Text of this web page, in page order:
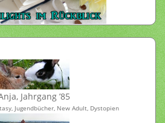
Jahrgang ’85
Jugendbücher, New Adult, Dystopien